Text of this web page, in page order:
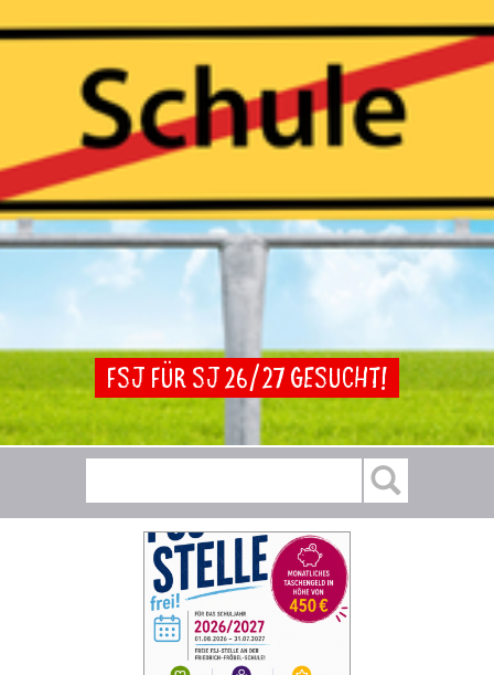
FSJ für SJ 26/27 gesucht!